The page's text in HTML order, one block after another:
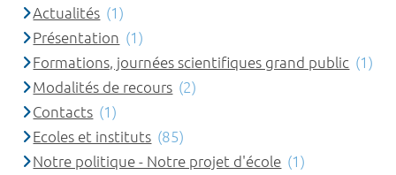
Actualités (1)
Présentation (1)
Formations, journées scientifiques grand public (1)
Modalités de recours (2)
Contacts (1)
Ecoles et instituts (85)
Notre politique - Notre projet d'école (1)